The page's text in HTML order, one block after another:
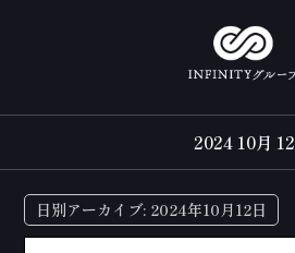
2024 10月 12
日別アーカイブ: 2024年10月12日